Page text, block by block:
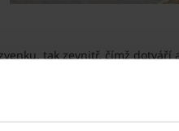
tak zevnitř, čímž
dispozice 5+kk, přičemž
kamna, která dokáží